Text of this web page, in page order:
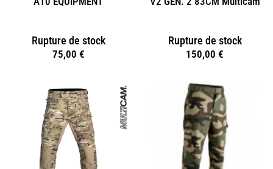
Rupture de stock
75,00 €
Rupture de stock
150,00 €